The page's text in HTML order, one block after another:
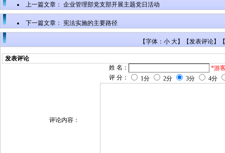
上一篇文章： 企业管理部党支部开展主题党日活动
下一篇文章： 宪法实施的主要路径
【字体：小 大】【发表评论】【
发表评论
姓 名：
*游
评 分：
1分 2分 3分 4分
评论内容：